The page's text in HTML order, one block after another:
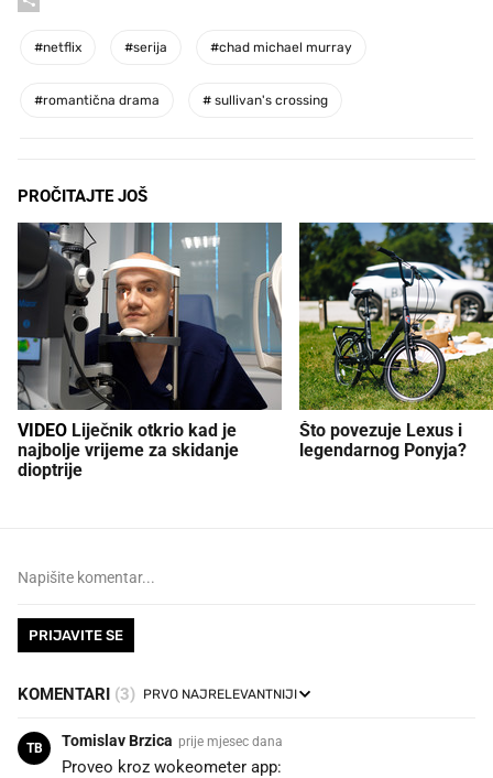
#netflix #serija #chad michael murray
#romantična drama # sullivan's crossing
PROČITAJTE JOŠ
VIDEO
najbolje vrijeme za skidanje
dioptrije
Što povezuje Lexus i
legendarnog Ponyja?
PRIJAVITE SE
KOMENTARI (3)
TB Tomislav Brzica prije mjesec dana
Proveo kroz wokeometer app: